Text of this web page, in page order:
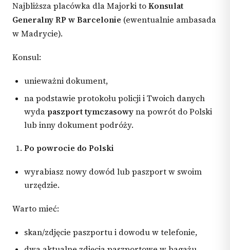
Najbliższa placówka dla Majorki toKonsulat
Generalny RP w Barcelonie (ewentualnie ambasada
w Madrycie).
Konsul:
unieważni dokument,
na podstawie protokołu policji i Twoich danych
wyda paszport tymczasowyna powrót do Polski
lub inny dokument podróży.
Po powrocie do Polski
wyrabiasz nowy dowód lub paszport w swoim
urzędzie.
Warto mieć:
skan/zdjęcie paszportu i dowodu w telefonie,